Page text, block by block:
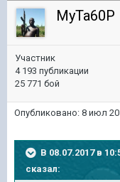
MyTa60P
Участник
4 193 публикации
25 771 бой
Опубликовано: 8 июл
В 08.07.2017 в
сказал: